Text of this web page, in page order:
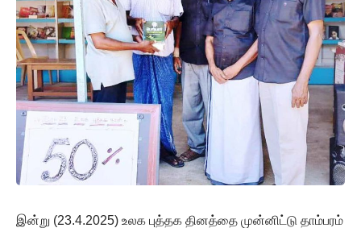
இன்று (23.4.2025) உலக புத்தக தினத்தை முன்னிட்டு தாம்பரம்